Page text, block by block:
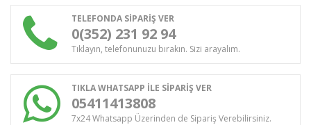
TELEFONDA SİPARİŞ VER
0(352) 231 92 94
Tıklayın, telefonunuzu bırakın. Sizi arayalım.
TIKLA WHATSAPP İLE SİPARİŞ VER
05411413808
7x24 Whatsapp Üzerinden de Sipariş Verebilirsiniz.